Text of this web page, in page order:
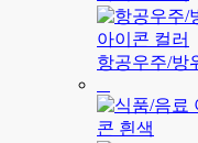
항공우주/방